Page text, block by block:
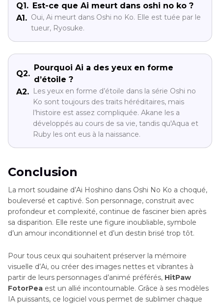
Q1. Est-ce que Ai meurt dans oshi no ko ?
A1. Oui, Ai meurt dans Oshi no Ko. Elle est tuée par le
tueur, Ryosuke.
Q2.
Pourquoi Ai a des yeux en forme
d’étoile ?
A2. Les yeux en forme d’étoile dans la série Oshi no
Ko sont toujours des traits héréditaires, mais
l’histoire est assez compliquée. Akane les a
développés au cours de sa vie, tandis qu'Aqua et
Ruby les ont eus à la naissance.
Conclusion
La mort soudaine d’Ai Hoshino dans Oshi No Ko a choqué,
bouleversé et captivé. Son personnage, construit avec
profondeur et complexité, continue de fasciner bien après
sa disparition. Elle reste une figure inoubliable, symbole
d’un amour inconditionnel et d’un destin brisé trop tôt.
Pour tous ceux qui souhaitent préserver la mémoire
visuelle d’Ai, ou créer des images nettes et vibrantes à
partir de leurs personnages d’animé préférés, HitPaw
FotorPea est un allié incontournable. Grâce à ses modèles
IA puissants, ce logiciel vous permet de sublimer chaque